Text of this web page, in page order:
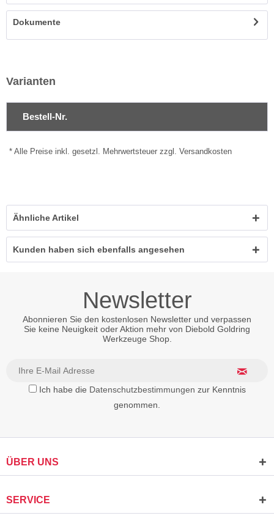
Dokumente
Varianten
Bestell-Nr.
* Alle Preise inkl. gesetzl. Mehrwertsteuer zzgl. Versandkosten
Ähnliche Artikel
Kunden haben sich ebenfalls angesehen
Newsletter
Abonnieren Sie den kostenlosen Newsletter und verpassen
Sie keine Neuigkeit oder Aktion mehr von Diebold Goldring
Werkzeuge Shop.
Ich habe die Datenschutzbestimmungen zur Kenntnis
genommen.
ÜBER UNS
SERVICE